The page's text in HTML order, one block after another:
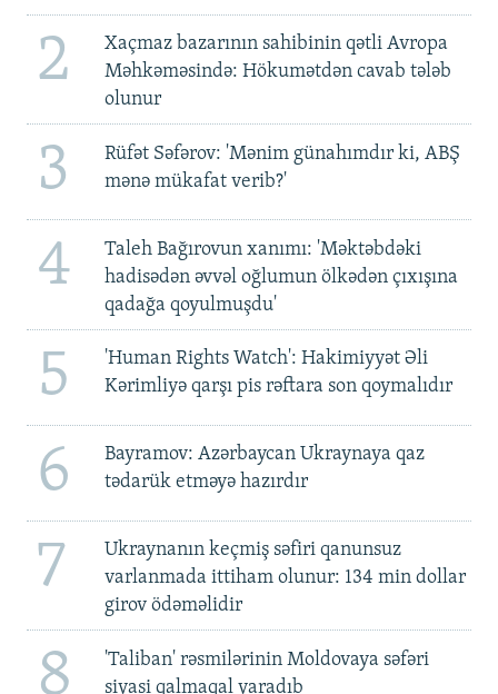
2
Xaçmaz bazarının sahibinin qətli Avropa
Məhkəməsində: Hökumətdən cavab tələb
olunur
3
Rüfət Səfərov: 'Mənim günahımdır ki, ABŞ
mənə mükafat verib?'
4
Taleh Bağırovun xanımı: 'Məktəbdəki
hadisədən əvvəl oğlumun ölkədən çıxışına
qadağa qoyulmuşdu'
5
'Human Rights Watch': Hakimiyyət Əli
Kərimliyə qarşı pis rəftara son qoymalıdır
6
Bayramov: Azərbaycan Ukraynaya qaz
tədarük etməyə hazırdır
7
Ukraynanın keçmiş səfiri qanunsuz
varlanmada ittiham olunur: 134 min dollar
girov ödəməlidir
8
'Taliban' rəsmilərinin Moldovaya səfəri
siyasi qalmaqal yaradıb